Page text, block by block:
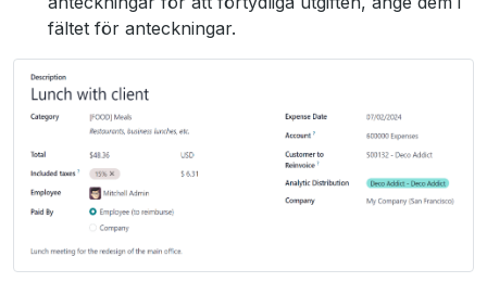
fältet för anteckningar.